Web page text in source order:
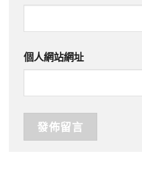
個人網站網址